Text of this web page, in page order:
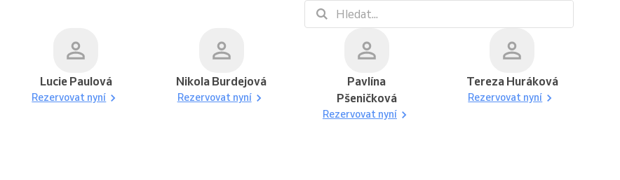
Lucie Paulová
Rezervovat nyní
Nikola Burdejová
Rezervovat nyní
Pavlína
Pšeničková
Rezervovat nyní
Tereza Huráková
Rezervovat nyní